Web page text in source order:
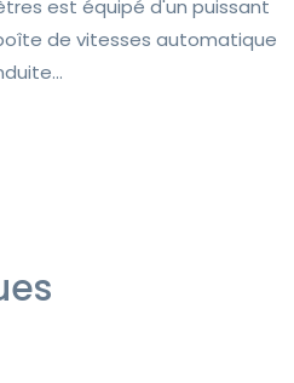
est équipé d'un puissant
de vitesses automatique